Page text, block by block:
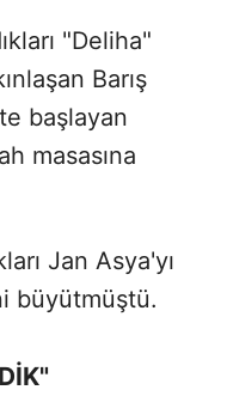
"Deliha"
Barış
başlayan
masasına
Jan Asya'yı
büyütmüştü.